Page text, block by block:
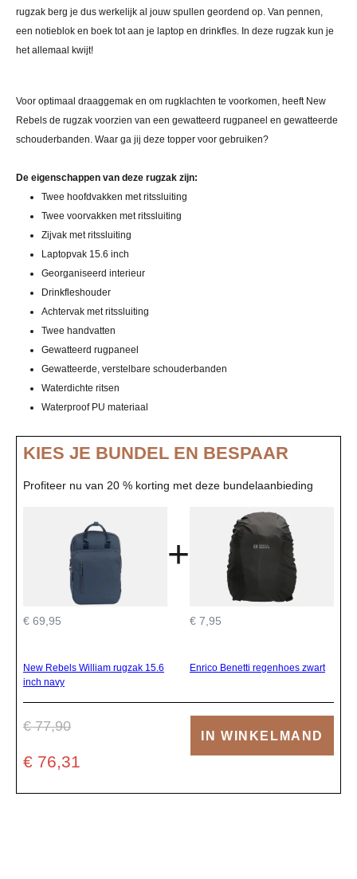
rugzak berg je dus werkelijk al jouw spullen geordend op. Van pennen,
een notieblok en boek tot aan je laptop en drinkfles. In deze rugzak kun je
het allemaal kwijt!
Voor optimaal draaggemak en om rugklachten te voorkomen, heeft New
Rebels de rugzak voorzien van een gewatteerd rugpaneel en gewatteerde
schouderbanden. Waar ga jij deze topper voor gebruiken?
De eigenschappen van deze rugzak zijn:
Twee hoofdvakken met ritssluiting
Twee voorvakken met ritssluiting
Zijvak met ritssluiting
Laptopvak 15.6 inch
Georganiseerd interieur
Drinkfleshouder
Achtervak met ritssluiting
Twee handvatten
Gewatteerd rugpaneel
Gewatteerde, verstelbare schouderbanden
Waterdichte ritsen
Waterproof PU materiaal
KIES JE BUNDEL EN BESPAAR
Profiteer nu van 20 % korting met deze bundelaanbieding
€ 69,95
New Rebels William rugzak 15.6
inch navy
+
€ 7,95
Enrico Benetti regenhoes zwart
€ 77,90
€ 76,31
IN WINKELMAND